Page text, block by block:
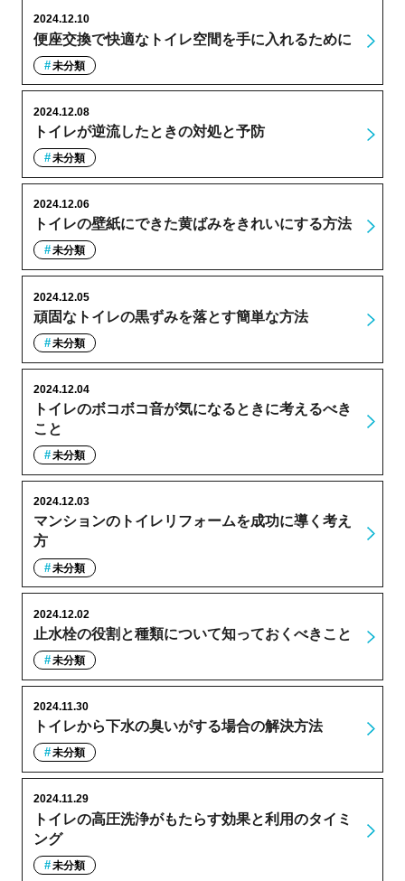
便座交換で快適なトイレ空間を手に入れるために
2024.12.10
未分類
トイレが逆流したときの対処と予防
2024.12.08
未分類
トイレの壁紙にできた黄ばみをきれいにする方法
2024.12.06
未分類
頑固なトイレの黒ずみを落とす簡単な方法
2024.12.05
未分類
トイレのボコボコ音が気になるときに考えるべき
こと
2024.12.04
未分類
マンションのトイレリフォームを成功に導く考え
方
2024.12.03
未分類
止水栓の役割と種類について知っておくべきこと
2024.12.02
未分類
トイレから下水の臭いがする場合の解決方法
2024.11.30
未分類
トイレの高圧洗浄がもたらす効果と利用のタイミ
ング
2024.11.29
未分類